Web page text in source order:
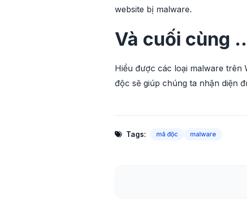
website bị malware.
Và cuối cùng
Hiểu được các loại malware trên
độc sẽ giúp chúng ta nhận diện
Tags: mã độc malware